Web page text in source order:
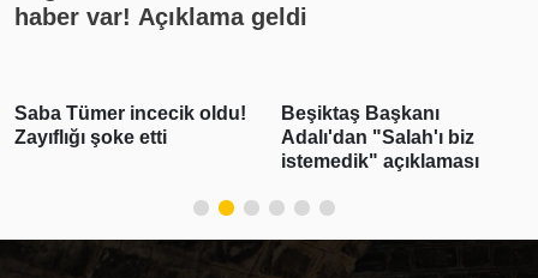
haber var! Açıklama geldi
Beşiktaş Başkanı
Adalı'dan "Salah'ı biz
Emlak vergisinde
yıl için esas alınacak
inşaat maliyet bedelleri